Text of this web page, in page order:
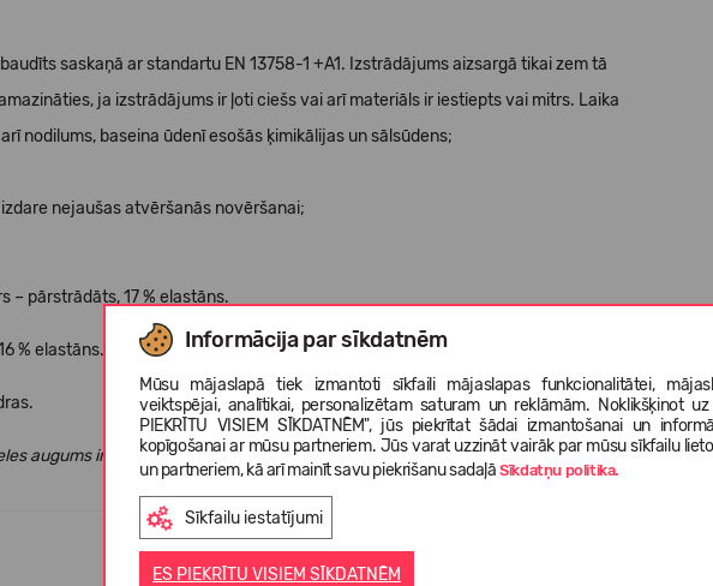
Informācija par sīkdatnēm
Mūsu mājaslapā tiek izmantoti sīkfaili mājaslapas funkcionalitātei,
veiktspējai, analītikai, personalizētam saturam un reklāmām. Noklikšķinot
PIEKRĪTU VISIEM SĪKDATNĒM", jūs piekrītat šādai izmantošanai un
kopīgošanai ar mūsu partneriem. Jūs varat uzzināt vairāk par mūsu sīkfailu
un partneriem, kā arī mainīt savu piekrišanu sadaļāSīkdatņu politika.
Sīkfailu iestatījumi
ES PIEKRĪTU VISIEM SĪKDATNĒM
saskaņā ar standartu EN 13758-1 +A1. Izstrādājums aizsargā tikai zem tā
ja izstrādājums ir ļoti ciešs vai arī materiāls ir iestiepts vai mitrs. Laika
nodilums, baseina ūdenī esošās ķimikālijas un sālsūdens;
nejaušas atvēršanās novēršanai;
– pārstrādāts, 17 % elastāns.
% elastāns.
augums ir 34.6”/88 cm, izmērs 2T.